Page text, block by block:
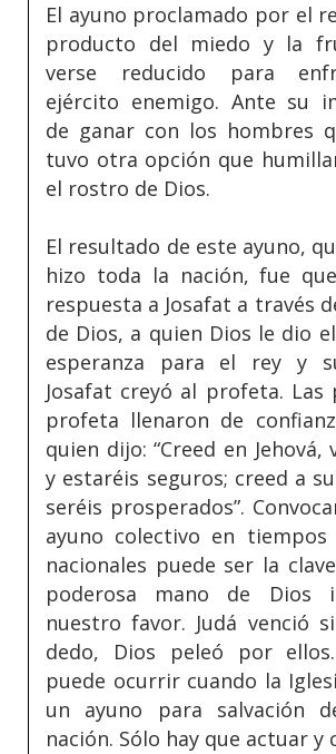
El ayuno proclamado por el
producto del miedo y la
verse reducido para
ejército enemigo. Ante su
de ganar con los hombres
tuvo otra opción que
el rostro de Dios.
El resultado de este ayuno,
hizo toda la nación, fue
respuesta a Josafat a través
de Dios, a quien Dios le dio
esperanza para el rey y
Josafat creyó al profeta. Las
profeta llenaron de
quien dijo: “Creed en Jehová,
y estaréis seguros; creed a
seréis prosperados”.
ayuno colectivo en tiempos
nacionales puede ser la
poderosa mano de Dios
nuestro favor. Judá venció
dedo, Dios peleó por
puede ocurrir cuando la
un ayuno para salvación
nación. Sólo hay que actuar y